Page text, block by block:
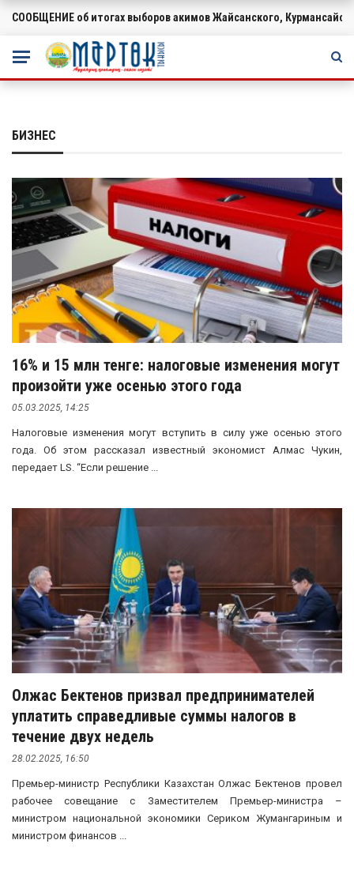
ВАЖНОЕ
СООБЩЕНИЕ об итогах выборов акимов Жайсанского,
БИЗНЕС
16% и 15 млн тенге: налоговые изменения могут
произойти уже осенью этого года
05.03.2025, 14:25
Налоговые изменения могут вступить в силу уже осенью этого
года. Об этом рассказал известный экономист Алмас Чукин,
передает LS. “Если решение ...
Олжас Бектенов призвал предпринимателей
уплатить справедливые суммы налогов в
течение двух недель
28.02.2025, 16:50
Премьер-министр Республики Казахстан Олжас Бектенов провел
рабочее совещание с Заместителем Премьер-министра –
министром национальной экономики Сериком Жумангариным и
министром финансов ...